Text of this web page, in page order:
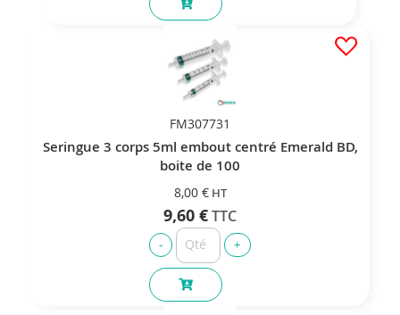
FM307731
Seringue 3 corps 5ml embout centré Emerald BD,
boite de 100
8,00 €
9,60 €